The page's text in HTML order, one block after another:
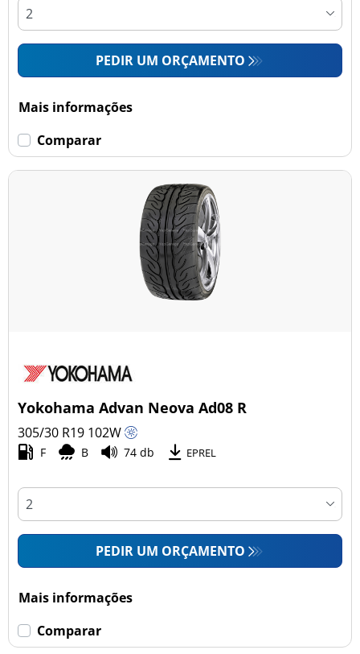
PEDIR UM ORÇAMENTO
Mais informações
Comparar
Yokohama Advan Neova Ad08 R
305/30 R19 102W
F B 74 db EPREL
PEDIR UM ORÇAMENTO
Mais informações
Comparar